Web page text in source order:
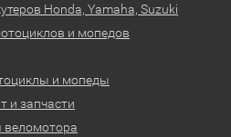
Honda, Yamaha, Suzuki
и мопедов
и мопеды
и запчасти
веломотора